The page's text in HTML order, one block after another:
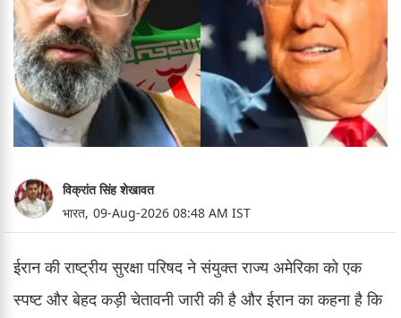
विक्रांत सिंह शेखावत
भारत, 09-Aug-2026 08:48 AM IST
ईरान की राष्ट्रीय सुरक्षा परिषद ने संयुक्त राज्य अमेरिका को एक
स्पष्ट और बेहद कड़ी चेतावनी जारी की है और ईरान का कहना है कि